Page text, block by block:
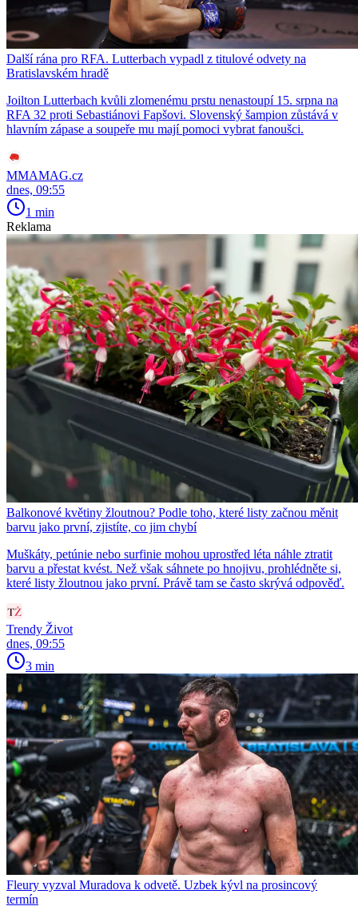
Další rána pro RFA. Lutterbach vypadl z titulové odvety na
Bratislavském hradě
Joilton Lutterbach kvůli zlomenému prstu nenastoupí 15. srpna na
RFA 32 proti Sebastiánovi Fapšovi. Slovenský šampion zůstává v
hlavním zápase a soupeře mu mají pomoci vybrat fanoušci.
MMAMAG.cz
dnes, 09:55
1 min
Reklama
Balkonové květiny žloutnou? Podle toho, které listy začnou měnit
barvu jako první, zjistíte, co jim chybí
Muškáty, petúnie nebo surfinie mohou uprostřed léta náhle ztratit
barvu a přestat kvést. Než však sáhnete po hnojivu, prohlédněte si,
které listy žloutnou jako první. Právě tam se často skrývá odpověď.
Trendy Život
dnes, 09:55
3 min
Fleury vyzval Muradova k odvetě. Uzbek kývl na prosincový
termín